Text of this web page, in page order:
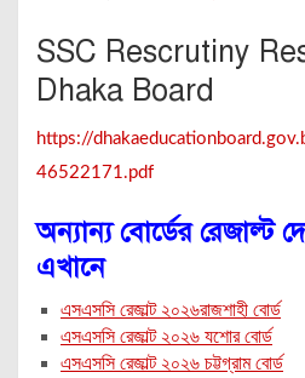
SSC Rescrutiny
Dhaka Board
https://
46522171.pdf
অন্যান্য বোর্ডের রেজাল্ট
এখানে
এসএসসি রেজাল্ট ২০২৬রাজশাহী বোর্ড
এসএসসি রেজাল্ট ২০২৬ যশোর বোর্ড
এসএসসি রেজাল্ট ২০২৬ চট্টগ্রাম বোর্ড